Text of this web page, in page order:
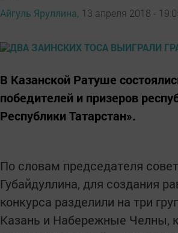
Айгуль Яруллина, 13 апреля 2018 -
В Казанской Ратуше
победителей и призеров
Республики Татарстан».
По словам председателя
Губайдуллина, для создания
конкурса разделили на три
Казань и Набережные Челны,